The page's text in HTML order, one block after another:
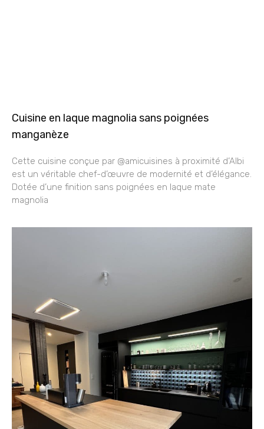
Cuisine en laque magnolia sans poignées
manganèze
Cette cuisine conçue par @amicuisines à proximité d’Albi
est un véritable chef-d’œuvre de modernité et d’élégance.
Dotée d’une finition sans poignées en laque mate
magnolia